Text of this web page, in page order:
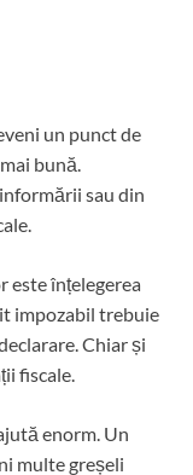
un punct de
bună.
sau din
este înțelegerea
impozabil trebuie
Chiar și
fiscale.
enorm. Un
multe greșeli